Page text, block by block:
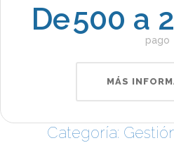
De500 a
pago
MÁS
Categoría: